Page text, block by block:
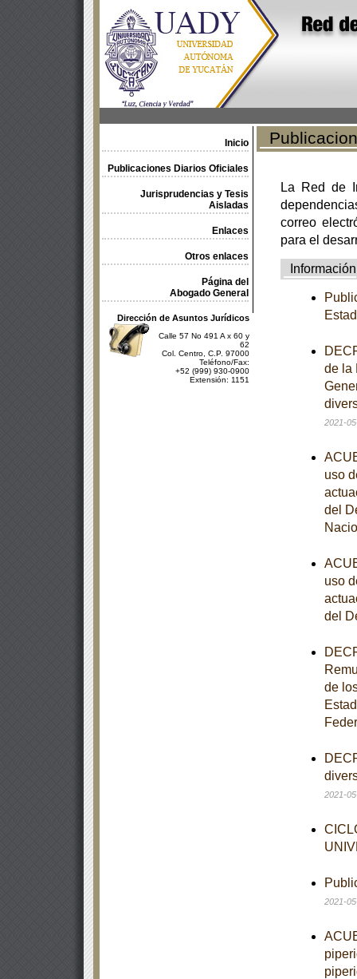
Inicio
Publicaciones Diarios Oficiales
Jurisprudencias y Tesis
Aisladas
Enlaces
Otros enlaces
Página del
Abogado General
Dirección de Asuntos Jurídicos
Calle 57 No 491 A x 60 y
62
Col. Centro, C.P. 97000
Teléfono/Fax:
+52 (999) 930-0900
Extensión: 1151
La Red de
correo
para el
Información
de la
2021-
uso
del
uso
del
de
2021-
2021-